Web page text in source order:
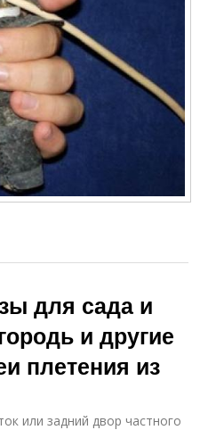
Плетение из ивы
для сада и
и другие
плетения из
или задний двор частного